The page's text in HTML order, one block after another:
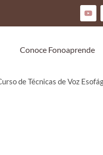
Conoce Fonoaprende